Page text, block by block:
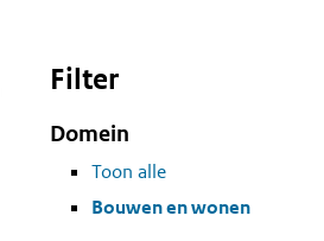
Filter
Domein
Toon alle
Bouwen en wonen